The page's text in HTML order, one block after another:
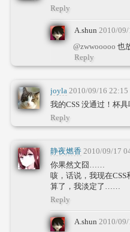
Reply
A.shun 2010/
@zwwooooo 也
Reply
joyla 2010/09/16 22:15
我的CSS 没通过！杯具
Reply
静夜燃香 2010/09/17
你果然文囧……
咳，话说，我现在
算了，我淡定了……
Reply
A.shun 2010/09/